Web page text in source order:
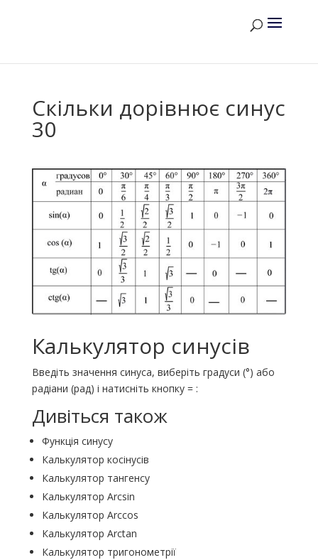
Скільки дорівнює синус
30
Калькулятор синусів
Введіть значення синуса, виберіть градуси (°) або
радіани (рад) і натисніть кнопку = :
Дивіться також
Функція синусу
Калькулятор косінусів
Калькулятор тангенсу
Калькулятор Arcsin
Калькулятор Arccos
Калькулятор Arctan
Калькулятор тригонометрії